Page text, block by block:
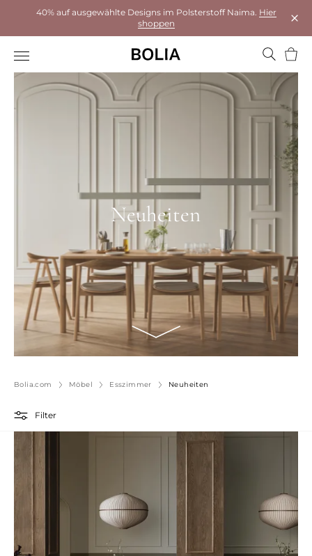
40% auf ausgewählte Designs im Polsterstoff Naima. Hier
shoppen
Neuheiten
Bolia.com Möbel Esszimmer Neuheiten
Filter